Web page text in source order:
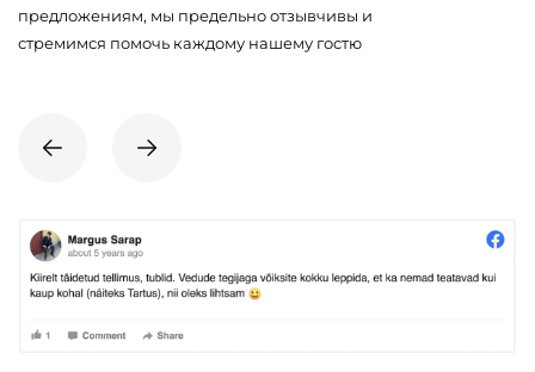
предложениям, мы предельно отзывчивы и
стремимся помочь каждому нашему гостю